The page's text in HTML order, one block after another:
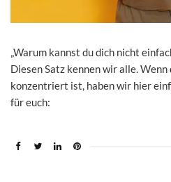
„Warum kannst du dich nicht
Diesen Satz kennen wir alle.
konzentriert ist, haben wir hier
für euch: